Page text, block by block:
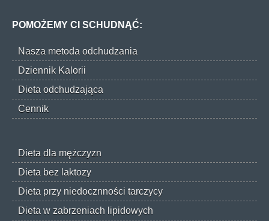
POMOŻEMY CI SCHUDNĄĆ:
Nasza metoda odchudzania
Dziennik Kalorii
Dieta odchudzająca
Cennik
Dieta dla mężczyzn
Dieta bez laktozy
Dieta przy niedocznności tarczycy
Dieta w zabrzeniach lipidowych